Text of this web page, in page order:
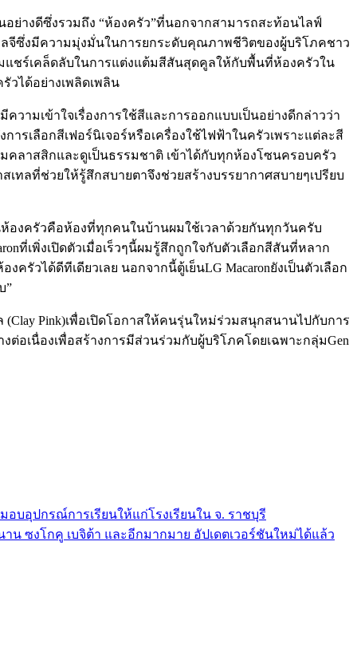
ย่างดีซึ่งรวมถึง “ห้องครัว”ที่นอกจากสามารถสะท้อนไลฟ์
จีซึ่งมีความมุ่งมั่นในการยกระดับคุณภาพชีวิตของผู้บริโภคชาว
แชร์เคล็ดลับในการแต่งแต้มสีสันสุดคูลให้กับพื้นที่ห้องครัวใน
วได้อย่างเพลิดเพลิน
ามเข้าใจเรื่องการใช้สีและการออกแบบเป็นอย่างดีกล่าวว่า
รเลือกสีเฟอร์นิเจอร์หรือเครื่องใช้ไฟฟ้าในครัวเพราะแต่ละสี
ลาสสิกและดูเป็นธรรมชาติ เข้าได้กับทุกห้องโซนครอบครัว
ลที่ช่วยให้รู้สึกสบายตาจึงช่วยสร้างบรรยากาศสบายๆเปรียบ
องครัวคือห้องที่ทุกคนในบ้านผมใช้เวลาด้วยกันทุกวันครับ
ที่เพิ่งเปิดตัวเมื่อเร็วๆนี้ผมรู้สึกถูกใจกับตัวเลือกสีสันที่หลาก
รัวได้ดีทีเดียวเลย นอกจากนี้ตู้เย็นLG Macaronยังเป็นตัวเลือก
”
(Clay Pink)เพื่อเปิดโอกาสให้คนรุ่นใหม่ร่วมสนุกสนานไปกับการ
อเนื่องเพื่อสร้างการมีส่วนร่วมกับผู้บริโภคโดยเฉพาะกลุ่มGen
บอุปกรณ์การเรียนให้แก่โรงเรียนใน จ. ราชบุรี
น ซงโกคู เบจิต้า และอีกมากมาย อัปเดตเวอร์ชันใหม่ได้แล้ว